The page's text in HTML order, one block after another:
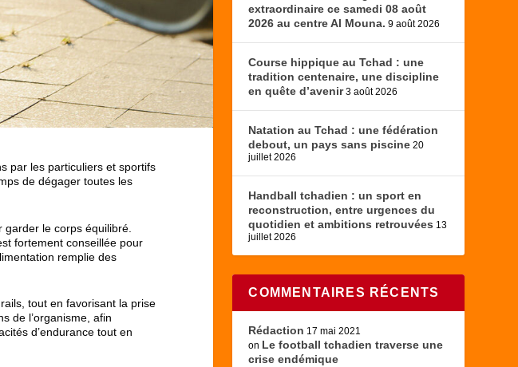
par les particuliers et sportifs
de dégager toutes les
le corps équilibré.
fortement conseillée pour
remplie des
tout en favorisant la prise
de l’organisme, afin
d’endurance tout en
extraordinaire ce samedi 08 août
2026 au centre Al Mouna. 9 août 2026
Course hippique au Tchad : une
tradition centenaire, une discipline
en quête d’avenir 3 août 2026
Natation au Tchad : une fédération
debout, un pays sans piscine 20
juillet 2026
Handball tchadien : un sport en
reconstruction, entre urgences du
quotidien et ambitions retrouvées 13
juillet 2026
COMMENTAIRES RÉCENTS
Rédaction 17 mai 2021
on Le football tchadien traverse une
crise endémique